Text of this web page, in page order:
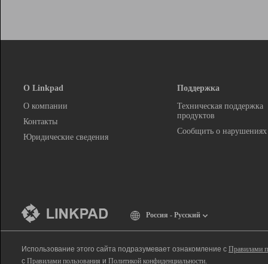
О Linkpad
О компании
Контакты
Юридические сведения
Поддержка
Техническая поддержка
продуктов
Сообщить о нарушениях
Россия - Русский
Использование этого сайта подразумевает ознакомление с Правилами
с Правилами пользования и Политикой конфиденциальности.